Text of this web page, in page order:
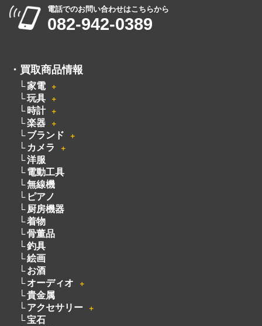
電話でのお問い合わせはこちらから
082-942-0389
・ 買取商品情報
家電 ＋
玩具 ＋
時計 ＋
楽器 ＋
ブランド ＋
カメラ ＋
洋服
電動工具
無線機
ピアノ
厨房機器
着物
骨董品
釣具
絵画
お酒
オーディオ
＋
貴金属
アクセサリー
＋
宝石